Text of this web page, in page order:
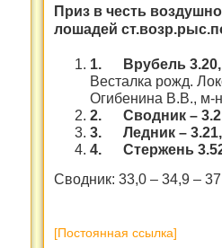
Приз в честь
лошадей
1. Врубель
Весталка рожд.
Огибенина В.В., м-
2. Сводник –
3. Ледник –
4. Стержень
Сводник: 33,0 – 34,9 –
[Постоянная ссылка]